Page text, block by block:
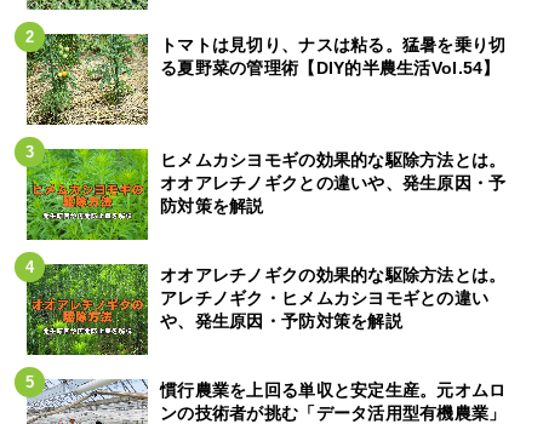
トマトは見切り、ナスは粘る。猛暑を乗り切
る夏野菜の管理術【DIY的半農生活Vol.54】
ヒメムカシヨモギの効果的な駆除方法とは。
オオアレチノギクとの違いや、発生原因・予
防対策を解説
オオアレチノギクの効果的な駆除方法とは。
アレチノギク・ヒメムカシヨモギとの違い
や、発生原因・予防対策を解説
慣行農業を上回る単収と安定生産。元オムロ
ンの技術者が挑む「データ活用型有機農業」